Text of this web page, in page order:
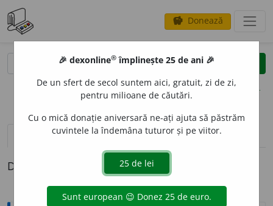
savings Donează
clear
opțiuni
definiții (1) pronunțievolume_up (14)
Definiția cu ID-ul 1154271:
🎉 dexonline® împlinește 25 de ani 🎉
De un sfert de secol suntem aici, gratuit, zi de zi,
pentru milioane de căutări.
Cu o mică donație aniversară ne-ați ajuta să păstrăm
cuvintele la îndemâna tuturor și pe viitor.